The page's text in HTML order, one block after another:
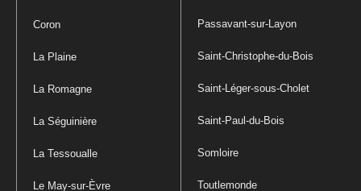
Coron
La Plaine
La Romagne
La Séguinière
La Tessoualle
Le May-sur-Èvre
Passavant-sur-Layon
Saint-Christophe-du-Bois
Saint-Léger-sous-Cholet
Saint-Paul-du-Bois
Somloire
Toutlemonde